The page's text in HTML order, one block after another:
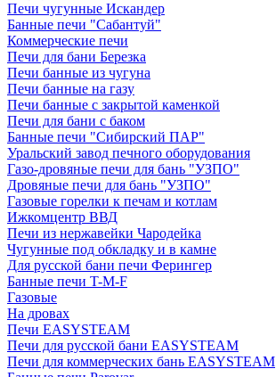
Печи чугунные Искандер
Банные печи "Сабантуй"
Коммерческие печи
Печи для бани Березка
Печи банные из чугуна
Печи банные на газу
Печи банные с закрытой каменкой
Печи для бани с баком
Банные печи "Сибирский ПАР"
Уральский завод печного оборудования
Газо-дровяные печи для бань "УЗПО"
Дровяные печи для бань "УЗПО"
Газовые горелки к печам и котлам
Ижкомцентр ВВД
Печи из нержавейки Чародейка
Чугунные под обкладку и в камне
Для русской бани печи Ферингер
Банные печи T-M-F
Газовые
На дровах
Печи EASYSTEAM
Печи для русской бани EASYSTEAM
Печи для коммерческих бань EASYSTEAM